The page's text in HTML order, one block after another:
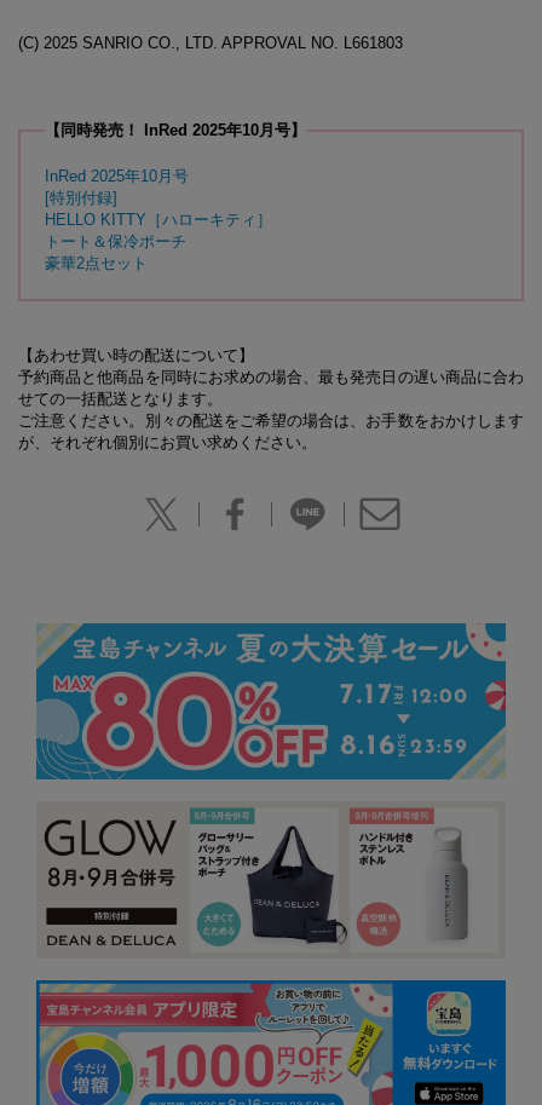
(C) 2025 SANRIO CO., LTD. APPROVAL NO. L661803
【同時発売！ InRed 2025年10月号】
InRed 2025年10月号
[特別付録]
HELLO KITTY［ハローキティ］
トート＆保冷ポーチ
豪華2点セット
【あわせ買い時の配送について】
予約商品と他商品を同時にお求めの場合、最も発売日の遅い商品に合わ
せての一括配送となります。
ご注意ください。別々の配送をご希望の場合は、お手数をおかけします
が、それぞれ個別にお買い求めください。